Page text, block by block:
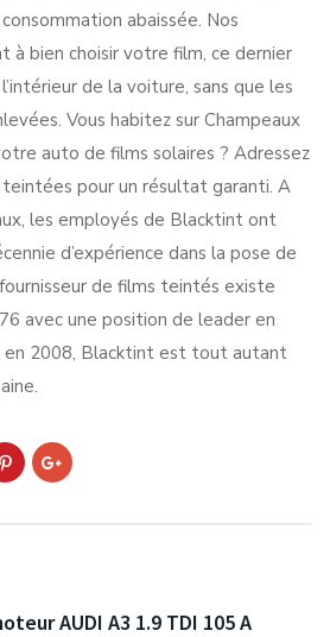
abaissée. Nos
à bien choisir votre film, ce dernier
de la voiture, sans que les
Vous habitez sur Champeaux
auto de films solaires ? Adressez
pour un résultat garanti. A
les employés de Blacktint ont
d’expérience dans la pose de
de films teintés existe
avec une position de leader en
en 2008, Blacktint est tout autant
AUDI A3 1.9 TDI 105 A